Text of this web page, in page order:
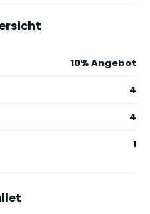
10% Angebot
4
4
1